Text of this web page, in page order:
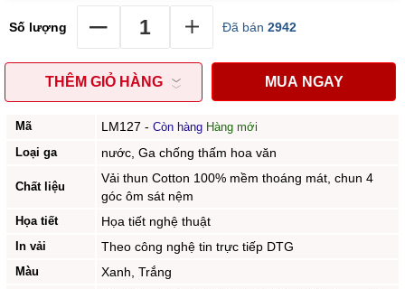
Số lượng Đã bán 2942
THÊM GIỎ HÀNG MUA NGAY
Mã LM127 - Còn hàng Hàng mới
Loại ga
nước, Ga chống thấm hoa văn
Chất liệu
Vải thun Cotton 100% mềm thoáng mát, chun 4
góc ôm sát nệm
Họa tiết Họa tiết nghệ thuật
In vải Theo công nghệ tin trực tiếp DTG
Màu Xanh, Trắng